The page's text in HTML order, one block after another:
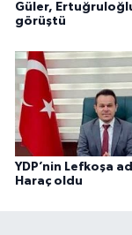
Güler,
görüştü
YDP’nin Lefkoşa
Haraç oldu